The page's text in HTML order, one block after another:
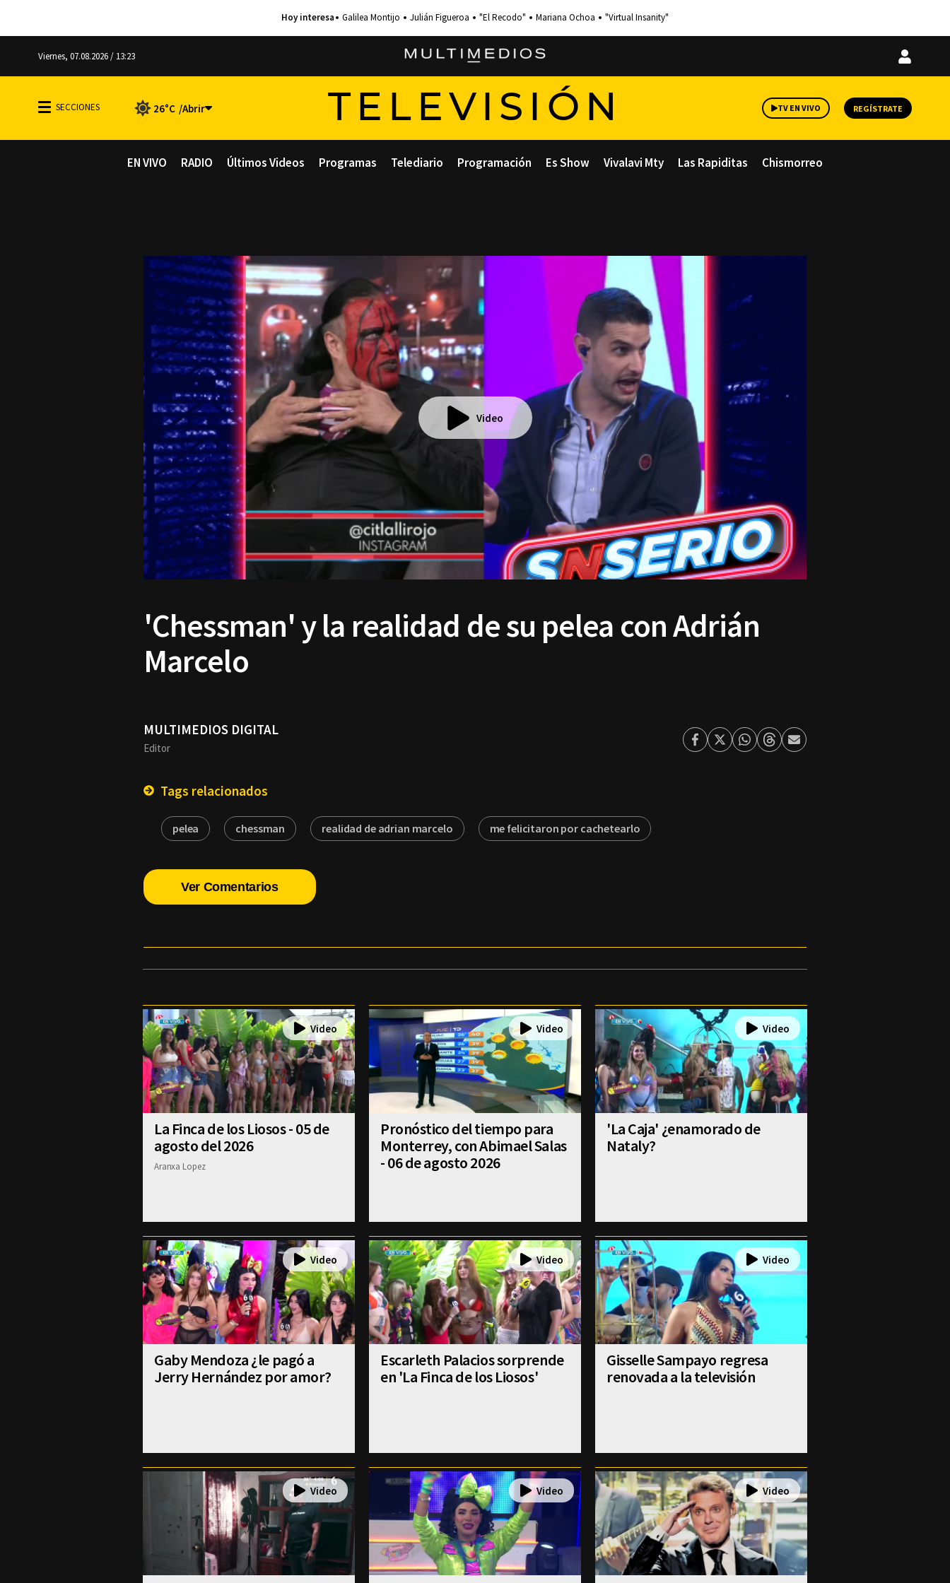
Galilea Montijo Julián Figueroa "El Recodo" Mariana Ochoa "Virtual Insanity"
Viernes, 07.08.2026 / 13:23
Iniciar
26°C TELEVISIÓN TV EN VIVO REGÍSTRATE
EN VIVO RADIO Últimos Videos Programas Telediario Programación Es Show Vivalavi Mty Las Rapiditas Chismorreo
Video
'Chessman' y la realidad de su pelea con Adrián
Marcelo
MULTIMEDIOS DIGITAL
Editor Facebook
TwitterWhatsapp
ThreadsEnviar
Tags relacionados
pelea chessman realidad de adrian marcelo me felicitaron por cachetearlo
Ver Comentarios
La Finca de los Liosos - 05 de
agosto del 2026
Aranxa Lopez
Pronóstico del tiempo para
Monterrey, con Abimael Salas
- 06 de agosto 2026
'La Caja' ¿enamorado de
Nataly?
Gaby Mendoza ¿le pagó a
Jerry Hernández por amor?
Escarleth Palacios sorprende
en 'La Finca de los Liosos'
Gisselle Sampayo regresa
renovada a la televisión